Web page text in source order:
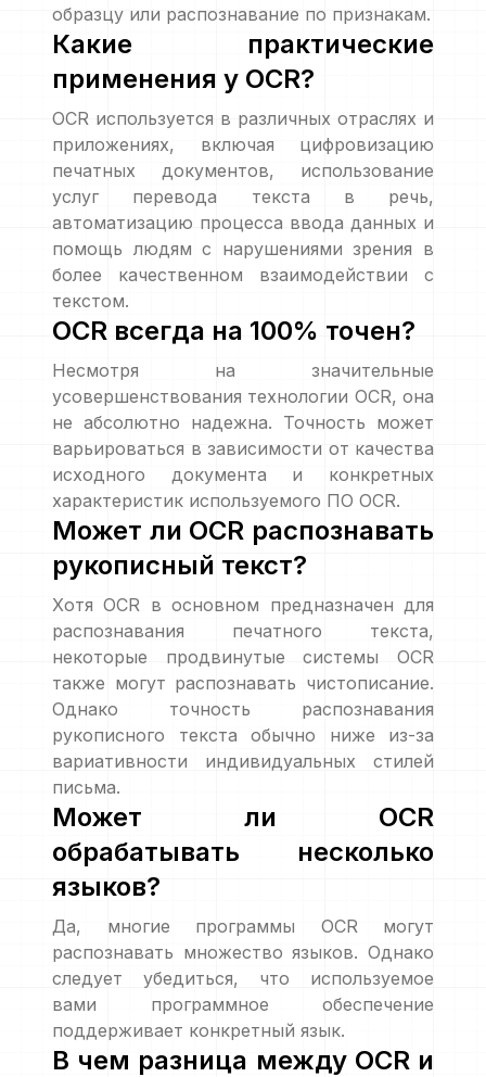
образцу или распознавание по признакам.
Какие практические
применения у OCR?
OCR используется в различных отраслях и
приложениях, включая цифровизацию
печатных документов, использование
услуг перевода текста в речь,
автоматизацию процесса ввода данных и
помощь людям с нарушениями зрения в
более качественном взаимодействии с
текстом.
OCR всегда на 100% точен?
Несмотря на значительные
усовершенствования технологии OCR, она
не абсолютно надежна. Точность может
варьироваться в зависимости от качества
исходного документа и конкретных
характеристик используемого ПО OCR.
Может ли OCR распознавать
рукописный текст?
Хотя OCR в основном предназначен для
распознавания печатного текста,
некоторые продвинутые системы OCR
также могут распознавать чистописание.
Однако точность распознавания
рукописного текста обычно ниже из-за
вариативности индивидуальных стилей
письма.
Может ли OCR
обрабатывать несколько
языков?
Да, многие программы OCR могут
распознавать множество языков. Однако
следует убедиться, что используемое
вами программное обеспечение
поддерживает конкретный язык.
В чем разница между OCR и